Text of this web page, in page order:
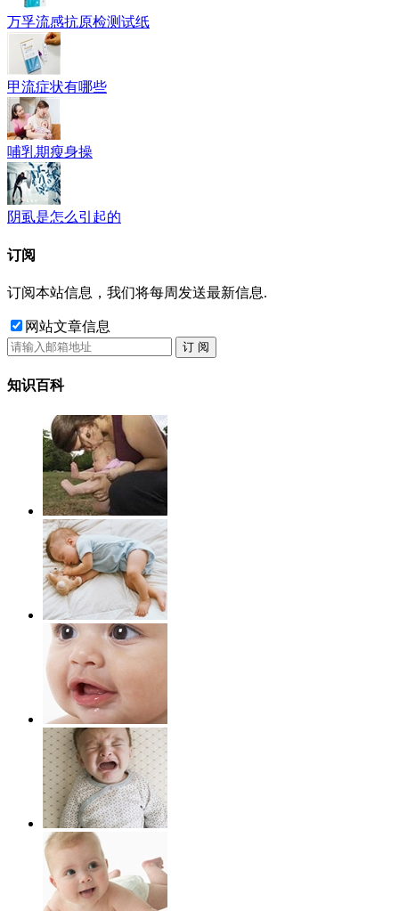
万孚流感抗原检测试纸
甲流症状有哪些
哺乳期瘦身操
阴虱是怎么引起的
订阅
订阅本站信息，我们将每周发送最新信息.
网站文章信息
订 阅
知识百科